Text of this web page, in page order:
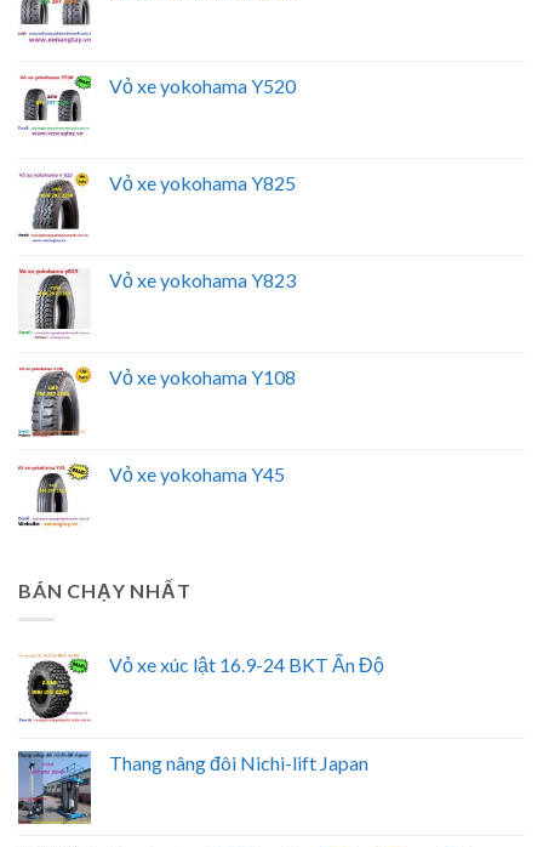
Vỏ xe yokohama Y520
Vỏ xe yokohama Y825
Vỏ xe yokohama Y823
Vỏ xe yokohama Y108
Vỏ xe yokohama Y45
BÁN CHẠY NHẤT
Vỏ xe xúc lật 16.9-24 BKT Ấn Độ
Thang nâng đôi Nichi-lift Japan